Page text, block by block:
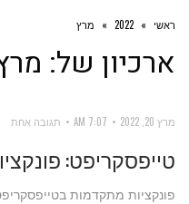
ראשי »
2022
» מרץ
ארכיון של: מרץ
מרץ 20, 2022 7:07 AM תגובה אחת
טייפסקריפט:
פונקציות מתקדמות